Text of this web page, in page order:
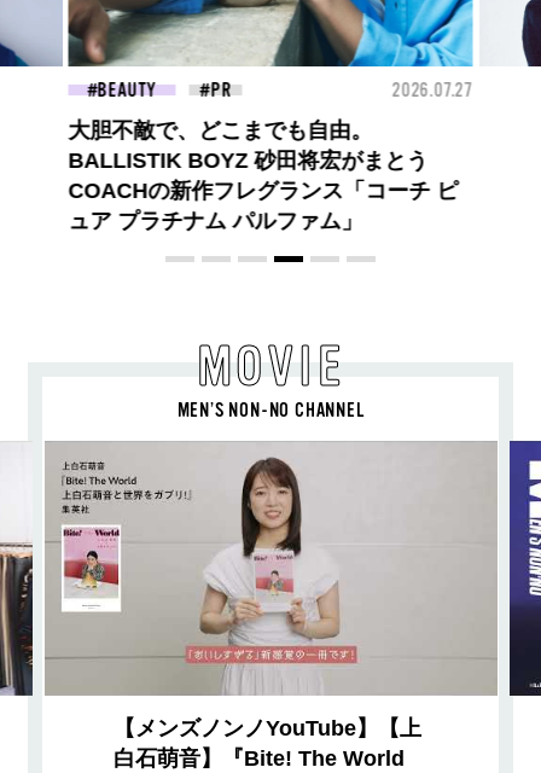
FASHION 2026.07.09
【PRADA × NI-KI(ENHYPEN)】時をかけ
る、ニューモード
MOVIE
MEN’S NON-NO CHANNEL
【メンズノンノYouTube】【上
白石萌音】『Bite! The World